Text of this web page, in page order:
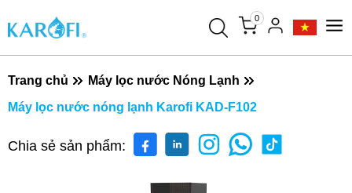
0
Trang chủ
Máy lọc nước Nóng Lạnh
Máy lọc nước nóng lạnh Karofi KAD-F102
Chia sẻ sản phẩm: